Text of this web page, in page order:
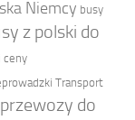
Niemcy busy
z polski do
ceny
Transport
przewozy do